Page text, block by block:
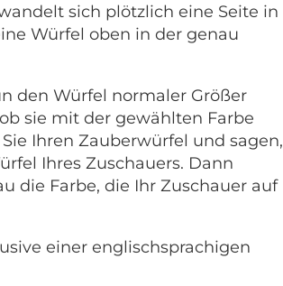
sich plötzlich eine Seite in
Würfel oben in der genau
den Würfel normaler Größer
sie mit der gewählten Farbe
Ihren Zauberwürfel und sagen,
Ihres Zuschauers. Dann
die Farbe, die Ihr Zuschauer auf
einer englischsprachigen